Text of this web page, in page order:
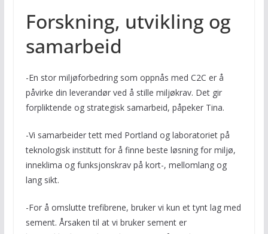
Forskning, utvikling og
samarbeid
-En stor miljøforbedring som oppnås med C2C er å
påvirke din leverandør ved å stille miljøkrav. Det gir
forpliktende og strategisk samarbeid, påpeker Tina.
-Vi samarbeider tett med Portland og laboratoriet på
teknologisk institutt for å finne beste løsning for miljø,
inneklima og funksjonskrav på kort-, mellomlang og
lang sikt.
-For å omslutte trefibrene, bruker vi kun et tynt lag med
sement. Årsaken til at vi bruker sement er